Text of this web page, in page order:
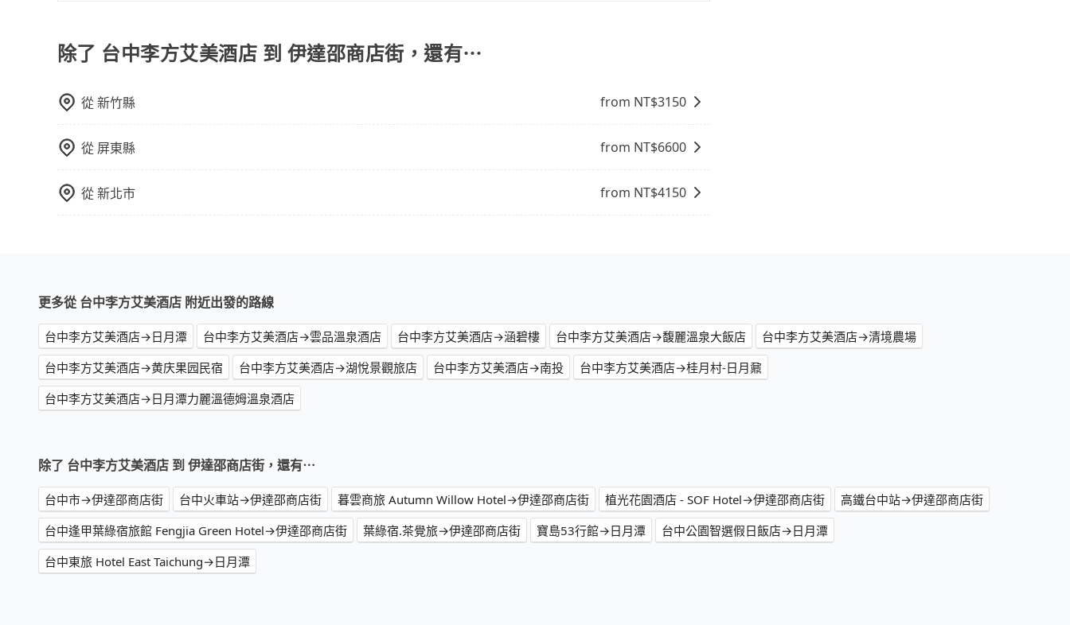
遲遲尚未歸還，又或者要還車時卻偏偏找不到停車位，對於急著用車或者要載其他乘客的人來說就有不小的風
點仍有段距離，在遇到下雨天或者載行李時，就顯得非常不便。
坑受騙。雖然台中李方艾美酒店到伊達邵商店街的跳表小黃可能較為便宜，但當你們人數超過四位時，叫兩輛計
程車的費用就貴了，改預約一輛tripool的九人座廂型車最高可省$1,200。
可乘坐八位乘客，並可攜帶八個隨身行李與六個30吋行李箱。 為了確保行車安全及遵守相關法規，我們不能超
載人數。 如果您攜帶的行李或物品較多，我們會根據情況收取微搬家費用，費用在300至500元之間。
除了 台中李方艾美酒店 到 伊達邵商店街，還有⋯
從新竹縣 from NT$3150
從 屏東縣 from NT$6600
從新北市 from NT$4150
更多從 台中李方艾美酒店 附近出發的路線
台中李方艾美酒店→日月潭 台中李方艾美酒店→雲品溫泉酒店 台中李方艾美酒店→涵碧樓 台中李方艾美酒店→馥麗溫泉大飯店
台中李方艾美酒店→清境農場
台中李方艾美酒店→黄庆果园民宿
台中李方艾美酒店→湖悅景觀旅店 台中李方艾美酒店→南投
台中李方艾美酒店→桂月村-日月鼐
台中李方艾美酒店→日月潭力麗溫德姆溫泉酒店
除了 台中李方艾美酒店 到 伊達邵商店街，還有⋯
台中市→伊達邵商店街 台中火車站→伊達邵商店街 暮雲商旅 Autumn Willow Hotel→伊達邵商店街 植光花園酒店 - SOF Hotel→伊達邵商店街
高鐵台中站→伊達邵商店街
台中逢甲葉綠宿旅館 Fengjia Green Hotel→伊達邵商店街
葉綠宿.茶覺旅→伊達邵商店街 寶島53行館→日月潭
台中公園智選假日飯店→日月潭
台中東旅 Hotel East Taichung→日月潭